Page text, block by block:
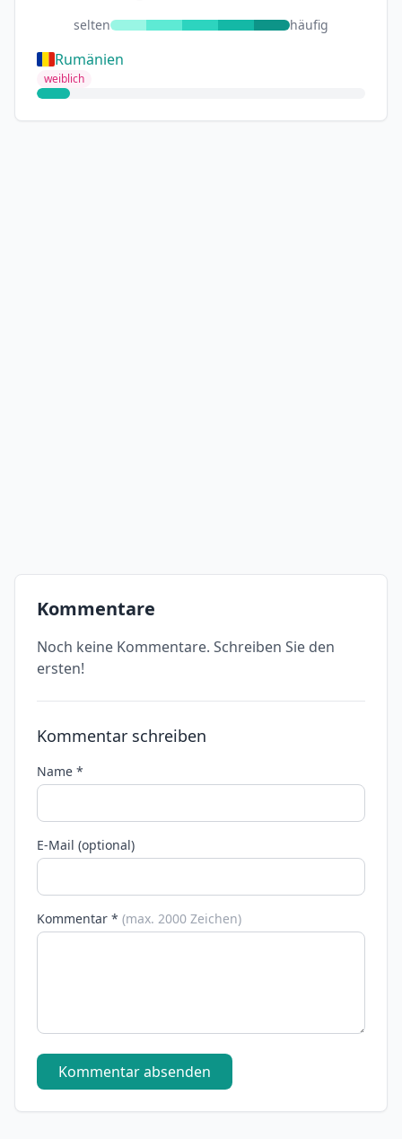
selten häufig
Rumänien
weiblich
Kommentare
Noch keine Kommentare. Schreiben Sie den
ersten!
Kommentar schreiben
Name *
E-Mail (optional)
Kommentar * (max. 2000 Zeichen)
Kommentar absenden